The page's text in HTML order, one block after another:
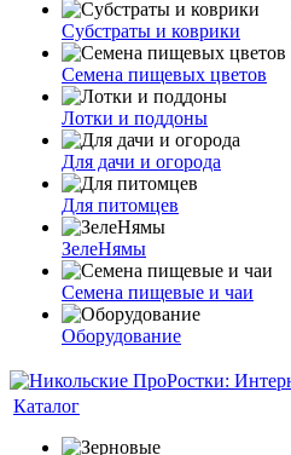
Субстраты и коврики
Семена пищевых цветов
Лотки и поддоны
Для дачи и огорода
Для питомцев
ЗелеНямы
Семена пищевые и чаи
Оборудование
Каталог